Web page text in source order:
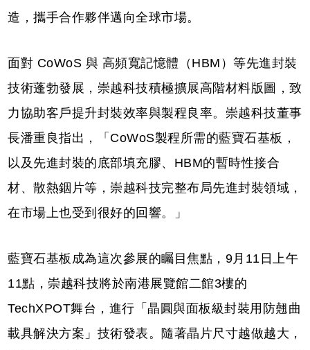
造，攜手合作夥伴邁向全球市場。
面對 CoWoS 與 高頻寬記憶體（HBM）等先進封裝
技術蓬勃發展，崇越科技積極擴展高階材料版圖，致
力協助客戶提升封裝效率與製程良率。崇越科技董事
長潘重良指出，「CoWoS製程所需的藍寶石基板，
以及先進封裝的底部填充膠、HBM的暫時性接合
材、散熱銦片等，崇越科技完整布局先進封裝領域，
在市場上也受到很好的回響。」
藍寶石基板成為這次參展的矚目焦點，9月11日上午
11點，崇越科技將於南港展覽館二館3樓的
TechXPOT舞台，進行「晶圓與面板級封裝用防翹曲
載具解決方案」技術發表。隨著晶片尺寸越做越大，